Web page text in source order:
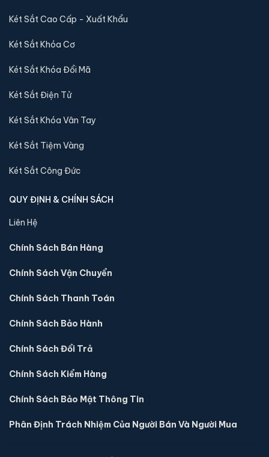
gold chính hãng
📐 Kích thước:
🔒 Khoá:Khóa vân tay điện tử
Xem chi tiết →
Két Sắt Cao Cấp - Xuất Khẩu
Két Sắt Khóa Cơ
Két Sắt Khóa Đổi Mã
Két Sắt Điện Tử
Két Sắt Khóa Vân Tay
Két Sắt Tiệm Vàng
Két Sắt Công Đức
QUY ĐỊNH & CHÍNH SÁCH
Liên Hệ
Chính Sách Bán Hàng
Chính Sách Vận Chuyển
Chính Sách Thanh Toán
Chính Sách Bảo Hành
Chính Sách Đổi Trả
Chính Sách Kiểm Hàng
Chính Sách Bảo Mật Thông Tin
Phân Định Trách Nhiệm Của Người Bán Và Người Mua